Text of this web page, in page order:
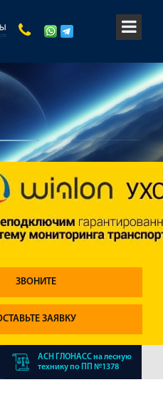
ЗВОНИТЕ
ЗАЯВКУ
АСН ГЛОНАСС на лесную
технику по ПП №1378